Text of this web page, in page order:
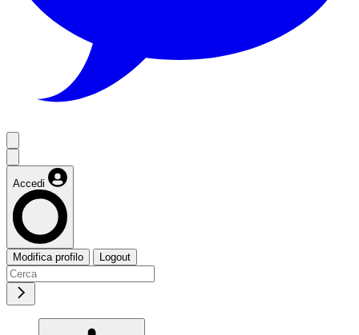
Accedi
Modifica profilo Logout